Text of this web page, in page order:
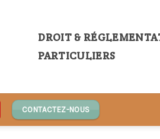
DROIT &
PARTICULIERS
CONTACTEZ-NOUS